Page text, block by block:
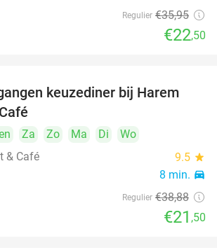
Regulier €35,95
€22,50
45%
keuzediner bij Harem
Za Zo Ma Di
Wo
& Café
9.5 star
8 min. directions_car
Regulier €38,88
€21 ,50